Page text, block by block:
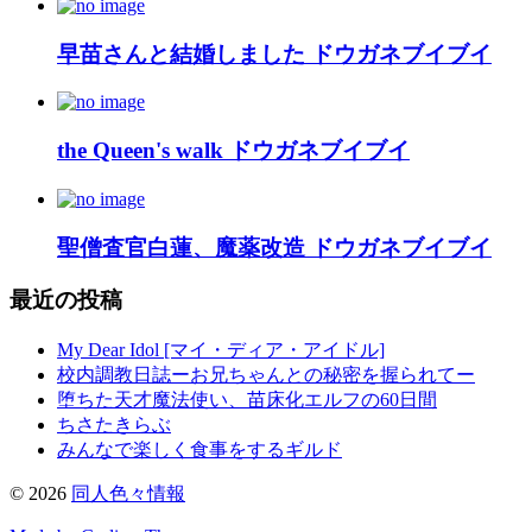
早苗さんと結婚しました ドウガネブイブイ
the Queen's walk ドウガネブイブイ
聖僧査官白蓮、魔薬改造 ドウガネブイブイ
最近の投稿
My Dear Idol [マイ・ディア・アイドル]
校内調教日誌ーお兄ちゃんとの秘密を握られてー
堕ちた天才魔法使い、苗床化エルフの60日間
ちさたきらぶ
みんなで楽しく食事をするギルド
© 2026 同人色々情報